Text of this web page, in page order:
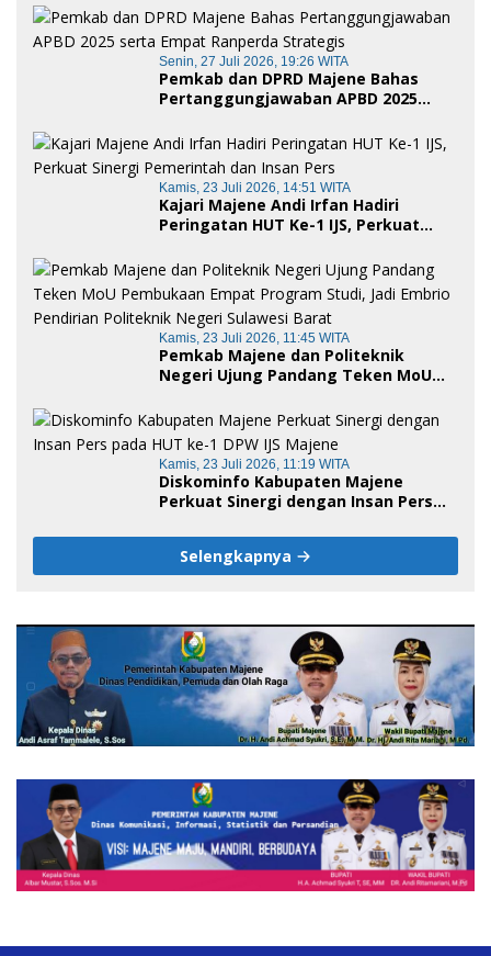
Ayah dalam Keluarga
Senin, 27 Juli 2026, 19:26 WITA
Pemkab dan DPRD Majene Bahas
Pertanggungjawaban APBD 2025
Kamis, 23 Juli 2026, 14:51 WITA
Kajari Majene Andi Irfan Hadiri
Peringatan HUT Ke-1 IJS, Perkuat
Kamis, 23 Juli 2026, 11:45 WITA
Pemkab Majene dan Politeknik
Negeri Ujung Pandang Teken MoU
Jadi Embrio Pendirian Politeknik
Negeri Sulawesi Barat
Kamis, 23 Juli 2026, 11:19 WITA
Diskominfo Kabupaten Majene
Perkuat Sinergi dengan Insan Pers
Selengkapnya